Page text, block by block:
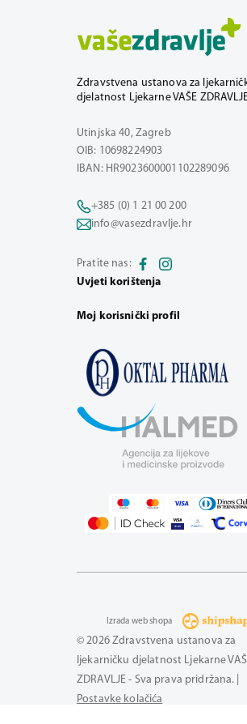
Zdravstvena ustanova za
djelatnost Ljekarne VAŠE
Utinjska 40, Zagreb
OIB: 10698224903
IBAN: HR9023600001102289096
+385 (0) 1 21 00 200
info@vasezdravlje.hr
Pratite nas:
Uvjeti korištenja
Moj korisnički profil
© 2026 Zdravstvena ustanova za
ljekarničku djelatnost Ljekarne
ZDRAVLJE - Sva prava pridržana. |
Postavke kolačića
Izrada web shopa